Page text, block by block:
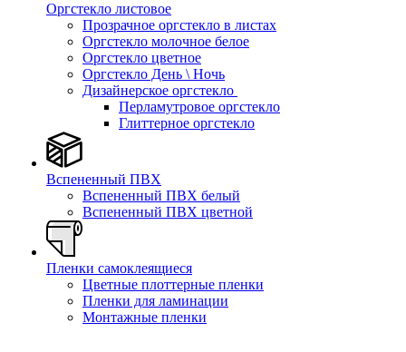
Оргстекло листовое
Прозрачное оргстекло в листах
Оргстекло молочное белое
Оргстекло цветное
Оргстекло День \ Ночь
Дизайнерское оргстекло
Перламутровое оргстекло
Глиттерное оргстекло
Вспененный ПВХ
Вспененный ПВХ белый
Вспененный ПВХ цветной
Пленки самоклеящиеся
Цветные плоттерные пленки
Пленки для ламинации
Монтажные пленки